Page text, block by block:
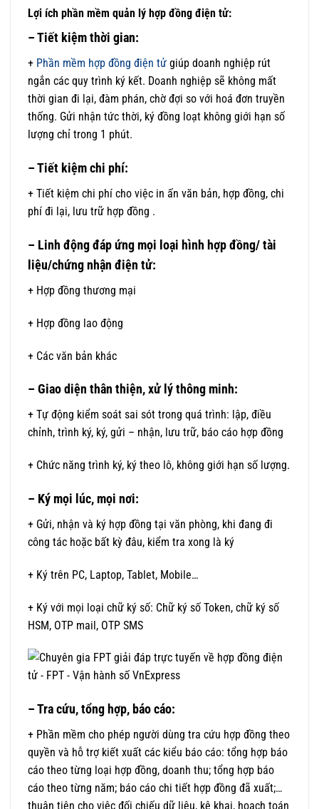
Lợi ích phần mềm quản lý hợp đồng điện tử:
– Tiết kiệm thời gian:
+ Phần mềm hợp đồng điện tử giúp doanh nghiệp rút
ngắn các quy trình ký kết. Doanh nghiệp sẽ không mất
thời gian đi lại, đàm phán, chờ đợi so với hoá đơn truyền
thống. Gửi nhận tức thời, ký đồng loạt không giới hạn số
lượng chỉ trong 1 phút.
– Tiết kiệm chi phí:
+ Tiết kiệm chi phí cho việc in ấn văn bản, hợp đồng, chi
phí đi lại, lưu trữ hợp đồng .
– Linh động đáp ứng mọi loại hình hợp đồng/ tài
liệu/chứng nhận điện tử:
+ Hợp đồng thương mại
+ Hợp đồng lao động
+ Các văn bản khác
– Giao diện thân thiện, xử lý thông minh:
+ Tự động kiểm soát sai sót trong quá trình: lập, điều
chỉnh, trình ký, ký, gửi – nhận, lưu trữ, báo cáo hợp đồng
+ Chức năng trình ký, ký theo lô, không giới hạn số lượng.
– Ký mọi lúc, mọi nơi:
+ Gửi, nhận và ký hợp đồng tại văn phòng, khi đang đi
công tác hoặc bất kỳ đâu, kiểm tra xong là ký
+ Ký trên PC, Laptop, Tablet, Mobile…
+ Ký với mọi loại chữ ký số: Chữ ký số Token, chữ ký số
HSM, OTP mail, OTP SMS
– Tra cứu, tổng hợp, báo cáo:
+ Phần mềm cho phép người dùng tra cứu hợp đồng theo
quyền và hỗ trợ kiết xuất các kiểu báo cáo: tổng hợp báo
cáo theo từng loại hợp đồng, doanh thu; tổng hợp báo
cáo theo từng năm; báo cáo chi tiết hợp đồng đã xuất;…
thuận tiện cho việc đối chiếu dữ liệu, kê khai, hoạch toán